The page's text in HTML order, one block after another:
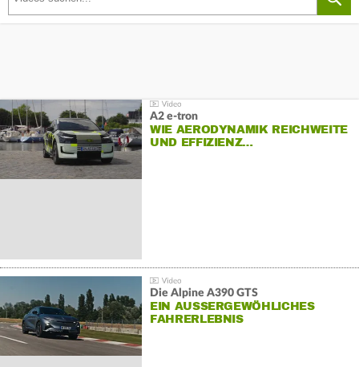
A2 e-tron
WIE AERODYNAMIK REICHWEITE
UND EFFIZIENZ…
Die Alpine A390 GTS
EIN AUSSERGEWÖHLICHES F
AHRERLEBNIS